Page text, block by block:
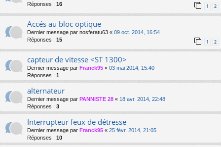
Réponses : 16 1 2
Accés au bloc optique
Dernier message par nosferatu63 « 09 oct. 2014, 16:54
Réponses : 15 1 2
capteur de vitesse <ST 1300>
Dernier message par Franck95 « 03 mai 2014, 15:40
Réponses : 1
alternateur
Dernier message par PANNISTE 28 « 18 avr. 2014, 22:48
Réponses : 3
Interrupteur feux de détresse
Dernier message par Franck95 « 25 févr. 2014, 21:05
Réponses : 10